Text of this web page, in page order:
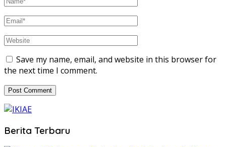
Save my name, email, and website in this browser for
the next time I comment.
Berita Terbaru